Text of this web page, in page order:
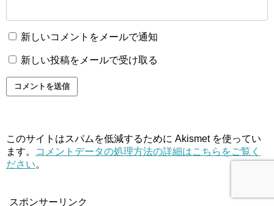
新しいコメントをメールで通知
新しい投稿をメールで受け取る
このサイトはスパムを低減するために Akismet を使ってい
ます。
コメントデータの処理方法の詳細はこちらをご覧く
ださい。
スポンサーリンク